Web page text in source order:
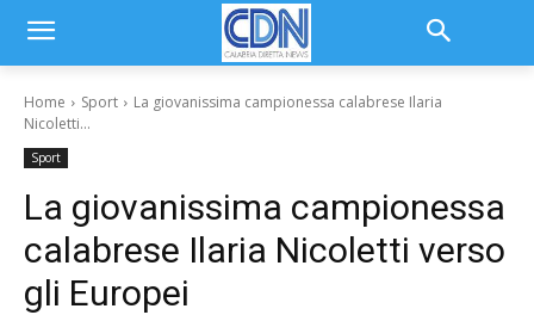
Home Sport
La giovanissima campionessa calabrese Ilaria
Nicoletti...
Sport
La giovanissima campionessa
calabrese Ilaria Nicoletti verso
gli Europei